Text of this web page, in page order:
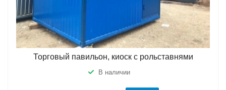
Торговый павильон, киоск с рольставнями
В наличии